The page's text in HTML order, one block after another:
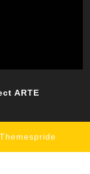
ARTE